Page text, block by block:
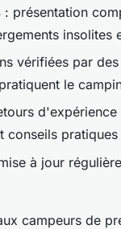
: présentation
insolites
vérifiées par
le
d'expérience
conseils pratiques
à jour
campeurs de